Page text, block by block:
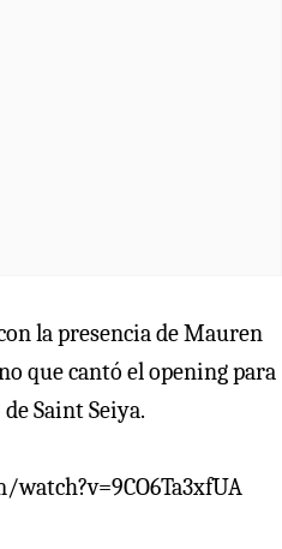
la presencia de Mauren
que cantó el opening para
Saint Seiya.